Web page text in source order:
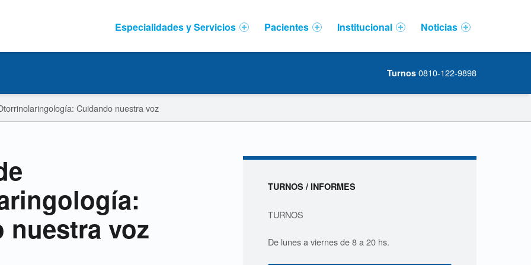
Especialidades y Servicios Pacientes Institucional Noticias
Turnos 0810-122-9898
Cuidando nuestra voz
nuestra voz
Sidebar
TURNOS / INFORMES
TURNOS
De lunes a viernes de 8 a 20 hs.